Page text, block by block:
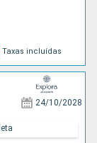
Taxas incluídas
24/10/2028